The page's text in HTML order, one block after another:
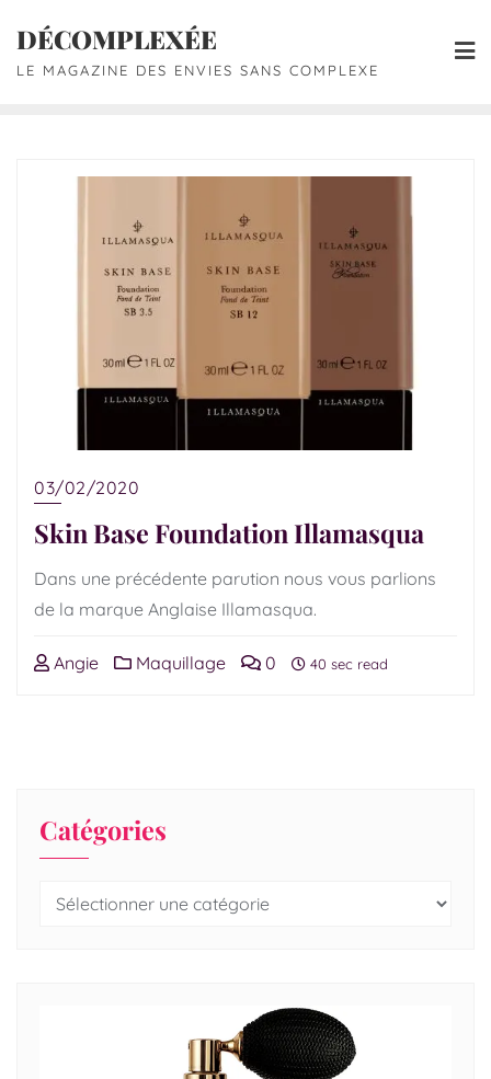
DÉCOMPLEXÉE
LE MAGAZINE DES ENVIES SANS COMPLEXE
03/02/2020
Skin Base Foundation Illamasqua
Dans une précédente parution nous vous parlions
de la marque Anglaise Illamasqua.
Angie Maquillage 0 40 sec read
Catégories